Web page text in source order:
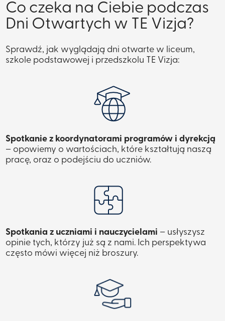
Co czeka na Ciebie podczas
Dni Otwartych w TE Vizja?
Sprawdź, jak wyglądają dni otwarte w liceum,
szkole podstawowej i przedszkolu TE Vizja:
Spotkanie z koordynatorami programów i dyrekcją
– opowiemy o wartościach, które kształtują naszą
pracę, oraz o podejściu do uczniów.
Spotkania z uczniami i nauczycielami – usłyszysz
opinie tych, którzy już są z nami. Ich perspektywa
często mówi więcej niż broszury.